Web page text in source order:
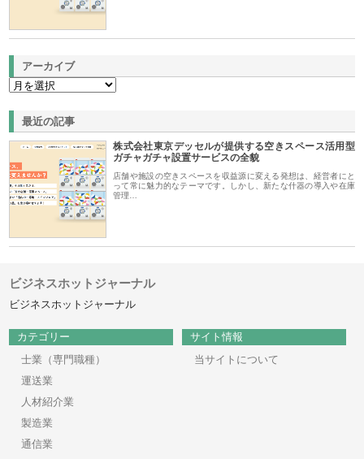
アーカイブ
最近の記事
株式会社東京デッセルが提供する空きスペース活用型
ガチャガチャ設置サービスの全貌
店舗や施設の空きスペースを収益源に変える発想は、経営者にと
って常に魅力的なテーマです。しかし、新たな什器の導入や在庫
管理…
ビジネスホットジャーナル
ビジネスホットジャーナル
カテゴリー
士業（専門職種）
運送業
人材紹介業
製造業
通信業
サイト情報
当サイトについて